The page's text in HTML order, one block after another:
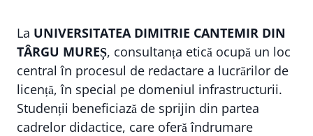
La UNIVERSITATEA DIMITRIE CANTEMIR DIN
TÂRGU MUREȘ, consultanța etică ocupă un loc
central în procesul de redactare a lucrărilor de
licență, în special pe domeniul infrastructurii.
Studenții beneficiază de sprijin din partea
cadrelor didactice, care oferă îndrumare